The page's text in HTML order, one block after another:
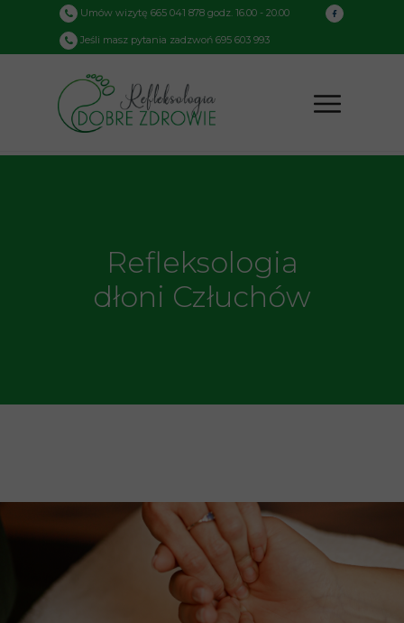
Jeśli masz pytania zadzwoń 695 603 993
Umów wizytę 665 041 878 godz. 16.00 - 20.00
Refleksologia
dłoni Człuchów